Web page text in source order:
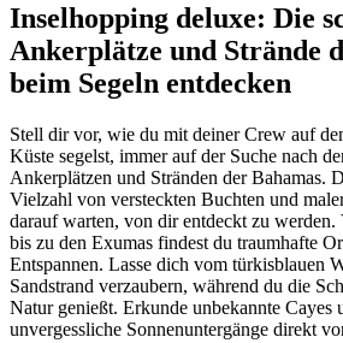
Inselhopping deluxe: Die
Ankerplätze und Strände
beim Segeln entdecken
Stell dir vor, wie du mit deiner Crew auf
Küste segelst, immer auf der Suche nach
Ankerplätzen und Stränden der Bahamas.
Vielzahl von versteckten Buchten und
darauf warten, von dir entdeckt zu werden.
bis zu den Exumas findest du traumhafte
Entspannen. Lasse dich vom türkisblauen
Sandstrand verzaubern, während du die
Natur genießt. Erkunde unbekannte Cayes
unvergessliche Sonnenuntergänge direkt